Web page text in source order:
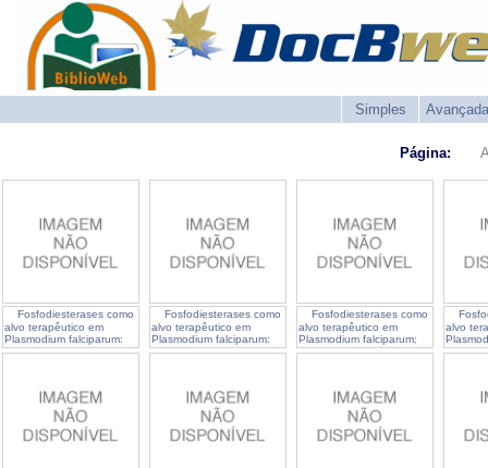
Simples Avançada
Página:
Fosfodiesterases como
alvo terapêutico em
Plasmodium falciparum:
caracterização da
Fosfodiesterases como
alvo terapêutico em
Plasmodium falciparum:
caracterização da
Fosfodiesterases como
alvo terapêutico em
Plasmodium falciparum:
caracterização da
alvo